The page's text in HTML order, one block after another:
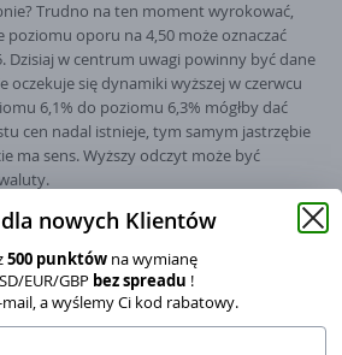
Trudno na ten moment wyrokować,
poziomu oporu na 4,50 może oznaczać
Dzisiaj w centrum uwagi powinny być dane
oczekuje się dynamiki wyższej w czerwcu
6,1% do poziomu 6,3% mógłby dać
cen nadal istnieje, tym samym jastrzębie
ma sens. Wyższy odczyt może być
Dealerskiego w spółce Currency One
z ponad 13-letnim
nowych Klientów
500 punktów na wymianę
EUR/GBP bez spreadu !
a wyślemy Ci kod rabatowy.